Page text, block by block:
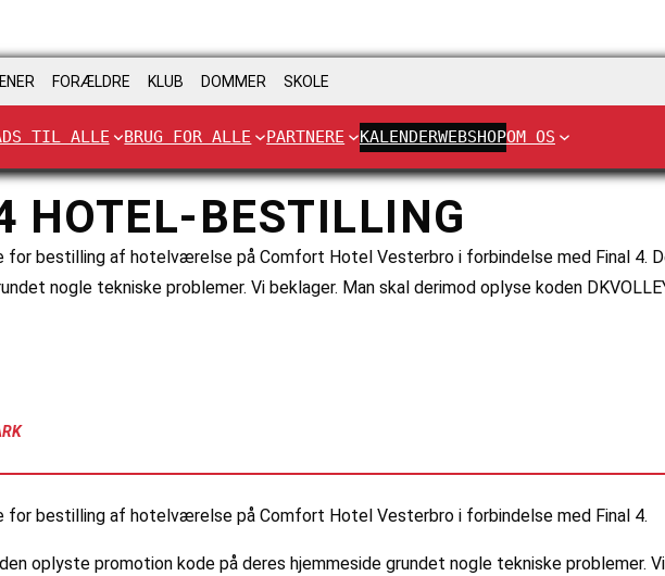
FORÆLDRE KLUB DOMMER SKOLE
TIL ALLE BRUG FOR ALLE PARTNERE KALENDERWEBSHOPOM OS
HOTEL-BESTILLING
for bestilling af hotelværelse på Comfort Hotel Vesterbro i forbindelse med Final
nogle tekniske problemer. Vi beklager. Man skal derimod oplyse koden
for bestilling af hotelværelse på Comfort Hotel Vesterbro i forbindelse med Final 4.
oplyste promotion kode på deres hjemmeside grundet nogle tekniske problemer.